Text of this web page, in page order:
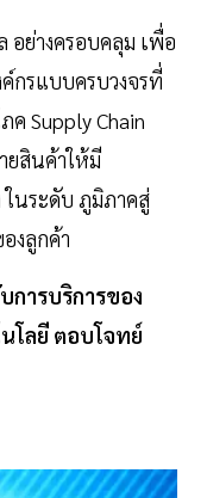
อย่างครอบคลุม เพื่อ
กรแบบครบวงจรที่
Supply Chain
ยสินค้าให้มี
นระดับ ภูมิภาคสู่
งลูกค้า
การบริการของ
ลยี ตอบโจทย์